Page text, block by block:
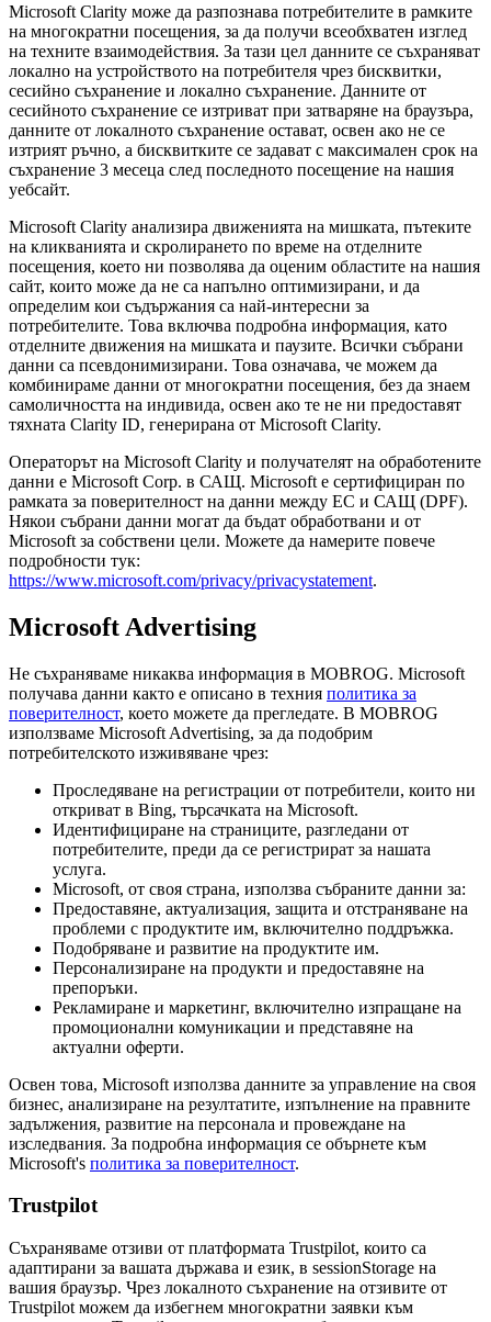
Microsoft Clarity може да разпознава потребителите в рамките
на многократни посещения, за да получи всеобхватен изглед
на техните взаимодействия. За тази цел данните се съхраняват
локално на устройството на потребителя чрез бисквитки,
сесийно съхранение и локално съхранение. Данните от
сесийното съхранение се изтриват при затваряне на браузъра,
данните от локалното съхранение остават, освен ако не се
изтрият ръчно, а бисквитките се задават с максимален срок на
съхранение 3 месеца след последното посещение на нашия
уебсайт.
Microsoft Clarity анализира движенията на мишката, пътеките
на кликванията и скролирането по време на отделните
посещения, което ни позволява да оценим областите на нашия
сайт, които може да не са напълно оптимизирани, и да
определим кои съдържания са най-интересни за
потребителите. Това включва подробна информация, като
отделните движения на мишката и паузите. Всички събрани
данни са псевдонимизирани. Това означава, че можем да
комбинираме данни от многократни посещения, без да знаем
самоличността на индивида, освен ако те не ни предоставят
тяхната Clarity ID, генерирана от Microsoft Clarity.
Операторът на Microsoft Clarity и получателят на обработените
данни е Microsoft Corp. в САЩ. Microsoft е сертифициран по
рамката за поверителност на данни между ЕС и САЩ (DPF).
Някои събрани данни могат да бъдат обработвани и от
Microsoft за собствени цели. Можете да намерите повече
подробности тук:
https://www.microsoft.com/privacy/privacystatement.
Microsoft Advertising
Не съхраняваме никаква информация в MOBROG. Microsoft
получава данни както е описано в техния политика за
поверителност, което можете да прегледате. В MOBROG
използваме Microsoft Advertising, за да подобрим
потребителското изживяване чрез:
Проследяване на регистрации от потребители, които ни
откриват в Bing, търсачката на Microsoft.
Идентифициране на страниците, разгледани от
потребителите, преди да се регистрират за нашата
услуга.
Microsoft, от своя страна, използва събраните данни за:
Предоставяне, актуализация, защита и отстраняване на
проблеми с продуктите им, включително поддръжка.
Подобряване и развитие на продуктите им.
Персонализиране на продукти и предоставяне на
препоръки.
Рекламиране и маркетинг, включително изпращане на
промоционални комуникации и представяне на
актуални оферти.
Освен това, Microsoft използва данните за управление на своя
бизнес, анализиране на резултатите, изпълнение на правните
задължения, развитие на персонала и провеждане на
изследвания. За подробна информация се обърнете към
Microsoft's политика за поверителност.
Trustpilot
Съхраняваме отзиви от платформата Trustpilot, които са
адаптирани за вашата държава и език, в sessionStorage на
вашия браузър. Чрез локалното съхранение на отзивите от
Trustpilot можем да избегнем многократни заявки към